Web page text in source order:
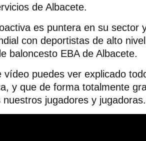
de Albacete.
es puntera en su sector
con deportistas de alto
baloncesto EBA de Albacete.
vídeo puedes ver explicado
y que de forma totalmente
jugadores y jugadoras.